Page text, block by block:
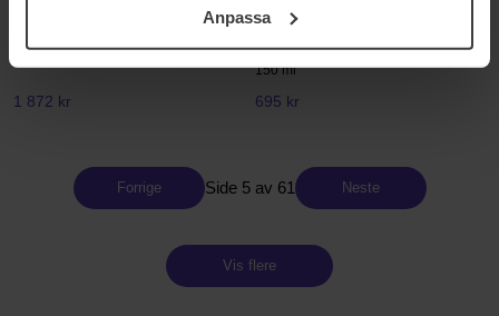
samt vår Integritetspolicy.Anpassa
50 ml
1 872 kr
Orange & Bergamot Aroma
Reeds
150 ml
695 kr
Forrige Side 5 av 61 Neste
Vis flere